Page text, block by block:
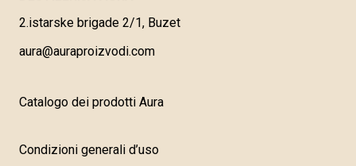
2.istarske brigade 2/1, Buzet
aura@auraproizvodi.com
Catalogo dei prodotti Aura
Condizioni generali d’uso